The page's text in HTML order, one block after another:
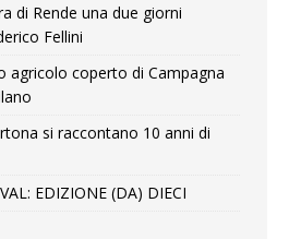
di Rende una due giorni
Fellini
agricolo coperto di Campagna
si raccontano 10 anni di
EDIZIONE (DA) DIECI